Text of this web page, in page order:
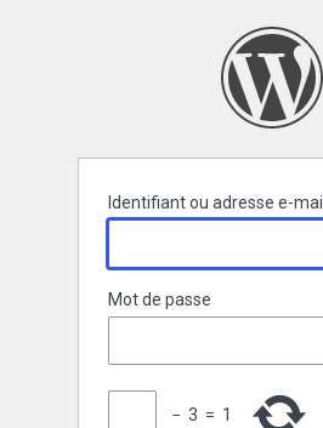
Identifiant ou adresse e-mail
Mot de passe
− 3 = 1